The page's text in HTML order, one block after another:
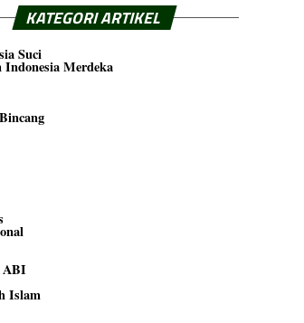
KATEGORI ARTIKEL
Suci
Indonesia Merdeka
ABI
Islam